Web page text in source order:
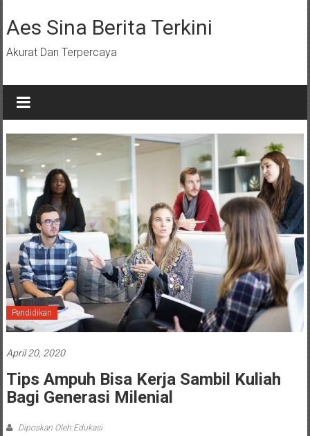
ke
konten
Aes Sina Berita Terkini
Akurat Dan Terpercaya
Pendidikan
April 20, 2020
Tips Ampuh Bisa Kerja Sambil Kuliah
Bagi Generasi Milenial
Diposkan Oleh:Edukasi